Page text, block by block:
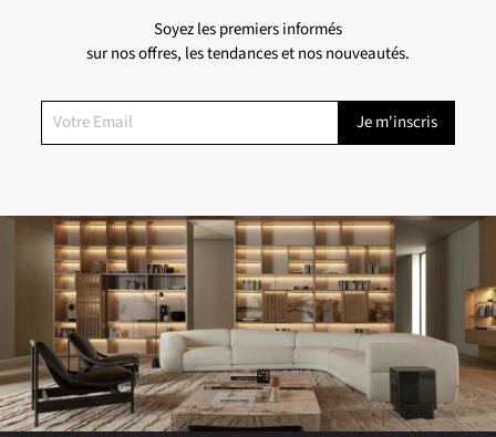
Soyez les premiers informés
sur nos offres, les tendances et nos nouveautés.